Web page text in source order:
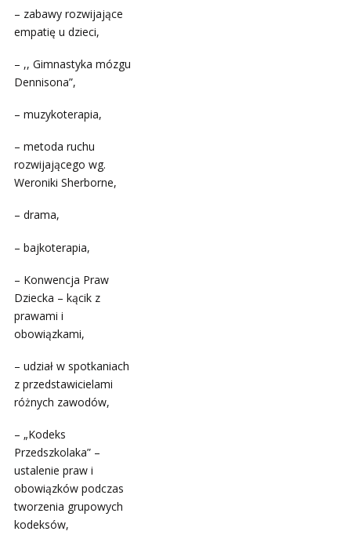
– zabawy rozwijające
empatię u dzieci,
– ,, Gimnastyka mózgu
Dennisona”,
– muzykoterapia,
– metoda ruchu
rozwijającego wg.
Weroniki Sherborne,
– drama,
– bajkoterapia,
– Konwencja Praw
Dziecka – kącik z
prawami i
obowiązkami,
– udział w spotkaniach
z przedstawicielami
różnych zawodów,
– „Kodeks
Przedszkolaka” –
ustalenie praw i
obowiązków podczas
tworzenia grupowych
kodeksów,